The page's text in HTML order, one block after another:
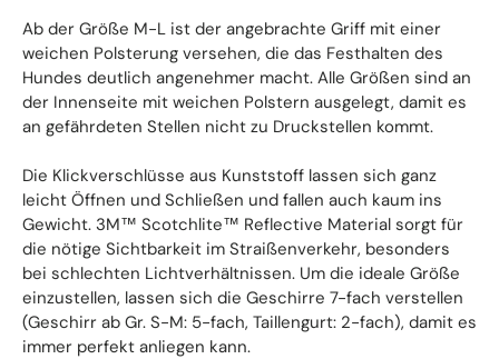
Ab der Größe M-L ist der angebrachte Griff mit einer
weichen Polsterung versehen, die das Festhalten des
Hundes deutlich angenehmer macht. Alle Größen sind an
der Innenseite mit weichen Polstern ausgelegt, damit es
an gefährdeten Stellen nicht zu Druckstellen kommt.
Die Klickverschlüsse aus Kunststoff lassen sich ganz
leicht Öffnen und Schließen und fallen auch kaum ins
Gewicht. 3M™ Scotchlite™ Reflective Material sorgt für
die nötige Sichtbarkeit im Straißenverkehr, besonders
bei schlechten Lichtverhältnissen. Um die ideale Größe
einzustellen, lassen sich die Geschirre 7-fach verstellen
(Geschirr ab Gr. S-M: 5-fach, Taillengurt: 2-fach), damit es
immer perfekt anliegen kann.